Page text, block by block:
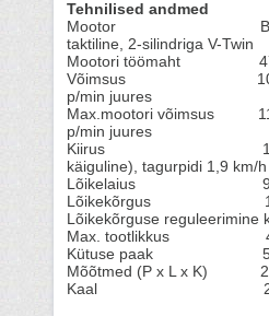
Tehnilised andmed
Mootor B&S
taktiline, 2-silindriga V-Twin
Mootori töömaht
Võimsus 10,7 kW
p/min juures
Max.mootori võimsus
p/min juures
Kiirus 1,6-5,0
käiguline), tagurpidi 1,9 km/h
Lõikelaius 90
Lõikekõrgus 10-
Lõikekõrguse reguleerimine
Max. tootlikkus 4
Kütuse paak 5
Mõõtmed (P x L x K)
Kaal 215